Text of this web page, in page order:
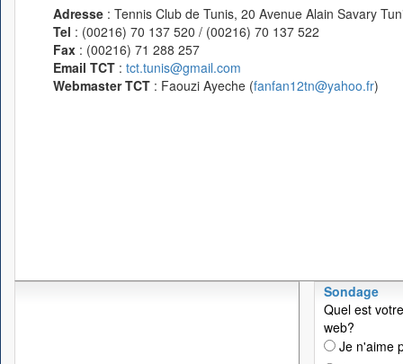
Adresse : Tennis Club de Tunis, 20 Avenue Alain Savary
Tel : (00216) 70 137 520 / (00216) 70 137 522
Fax : (00216) 71 288 257
Email TCT : tct.tunis@gmail.com
Webmaster TCT : Faouzi Ayeche (fanfan12tn@yahoo.fr)
Sondage
Quel est
web?
Je n'aime